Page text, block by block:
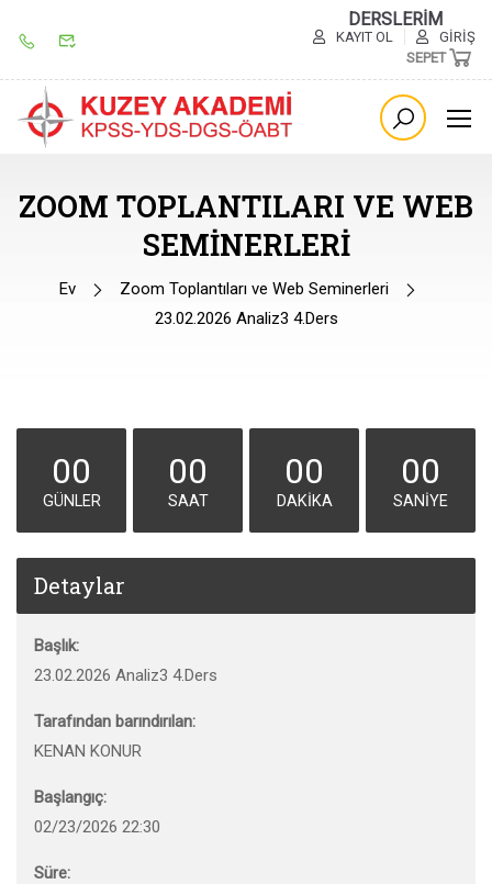
DERSLERİM
KAYIT OL
GIRIŞ
SEPET
ZOOM TOPLANTILARI VE WEB
SEMINERLERI
Ev
Zoom Toplantıları ve Web Seminerleri
23.02.2026 Analiz3 4.Ders
00
GÜNLER
00
SAAT
00
DAKIKA
00
SANIYE
Detaylar
Başlık:
23.02.2026 Analiz3 4.Ders
Tarafından barındırılan:
KENAN KONUR
Başlangıç:
02/23/2026 22:30
Süre: